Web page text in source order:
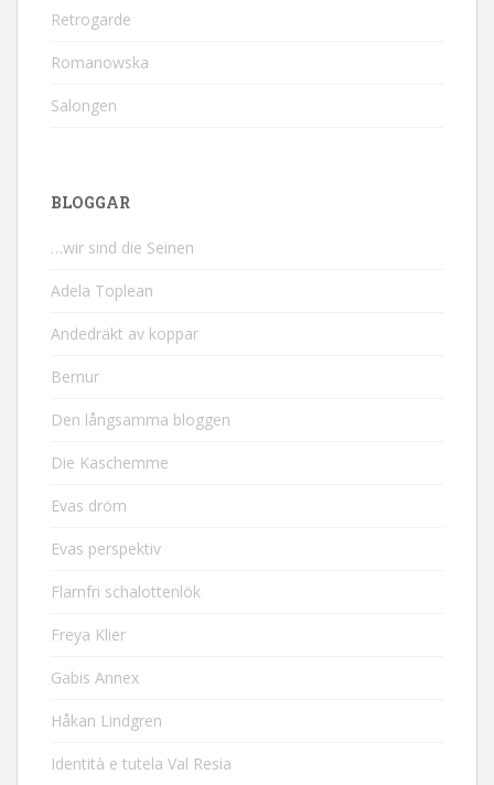
Retrogarde
Romanowska
Salongen
BLOGGAR
…wir sind die Seinen
Adela Toplean
Andedräkt av koppar
Bernur
Den långsamma bloggen
Die Kaschemme
Evas dröm
Evas perspektiv
Flarnfri schalottenlök
Freya Klier
Gabis Annex
Håkan Lindgren
Identità e tutela Val Resia